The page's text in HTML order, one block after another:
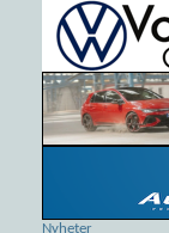
Nyheter